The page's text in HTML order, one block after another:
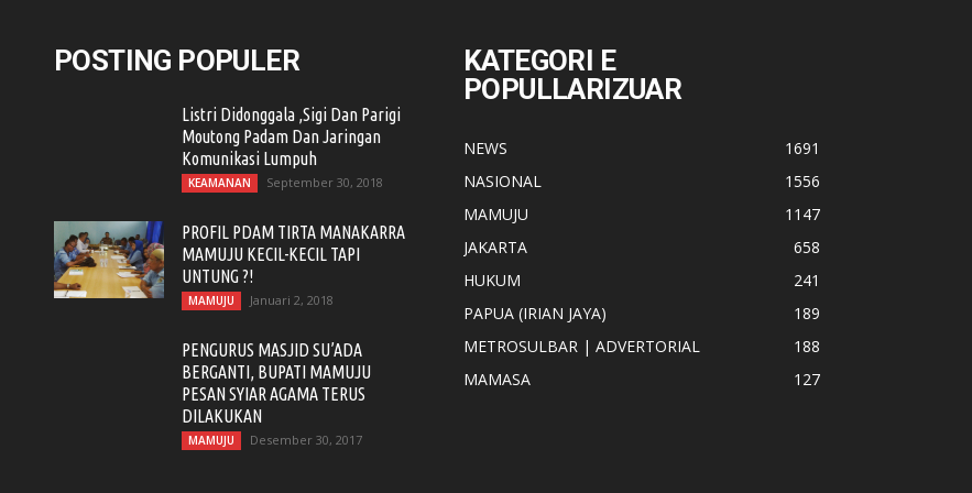
POSTING POPULER
Listri Didonggala ,Sigi Dan Parigi
Moutong Padam Dan Jaringan
Komunikasi Lumpuh
KEAMANAN September 30, 2018
PROFIL PDAM TIRTA MANAKARRA
MAMUJU KECIL-KECIL TAPI
UNTUNG ?!
MAMUJU Januari 2, 2018
PENGURUS MASJID SU’ADA
BERGANTI, BUPATI MAMUJU
PESAN SYIAR AGAMA TERUS
DILAKUKAN
MAMUJU Desember 30, 2017
KATEGORI E
POPULLARIZUAR
NEWS
1691
NASIONAL
1556
MAMUJU
1147
JAKARTA
658
HUKUM
241
PAPUA (IRIAN JAYA)
189
METROSULBAR | ADVERTORIAL
188
MAMASA
127